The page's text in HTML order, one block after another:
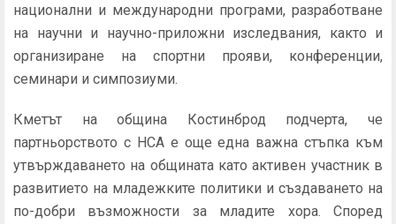
национални и международни програми, разработване
на научни и научно-приложни изследвания, както и
организиране на спортни прояви, конференции,
семинари и симпозиуми.
Кметът на община Костинброд подчерта, че
партньорството с НСА е още една важна стъпка към
утвърждаването на общината като активен участник в
развитието на младежките политики и създаването на
по-добри възможности за младите хора. Според